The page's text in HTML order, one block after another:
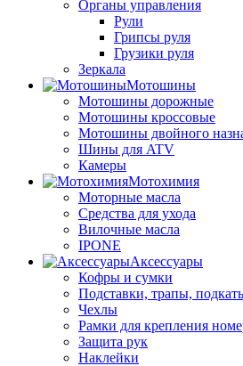
Органы управления
Рули
Грипсы руля
Грузики руля
Зеркала
Мотошины
Мотошины дорожные
Мотошины кроссовые
Мотошины двойного
Шины для ATV
Камеры
Мотохимия
Моторные масла
Средства для ухода
Вилочные масла
IPONE
Аксессуары
Кофры и сумки
Подставки, трапы,
Чехлы
Рамки для крепления
Защита рук
Наклейки